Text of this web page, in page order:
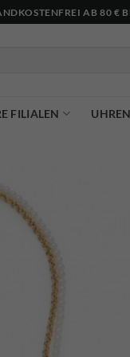
AB 80 €
FILIALEN UHREN